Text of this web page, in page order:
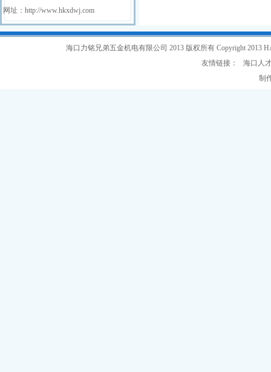
网址：http://www.hkxdwj.com
海口力铭兄弟五金机电有限公司 2013 版权所有 Copyright 2013
友情链接：海口人
制